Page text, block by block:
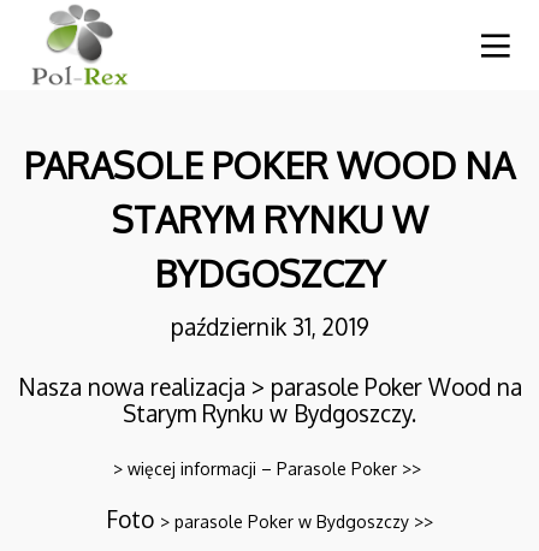
10
LISTOPAD
MASURIA ARTE SPA
PARASOLE POKER WOOD NA
STARYM RYNKU W
BYDGOSZCZY
październik 31, 2019
Nasza nowa realizacja > parasole Poker Wood na
Starym Rynku w Bydgoszczy.
> więcej informacji – Parasole Poker >>
Foto > parasole Poker w Bydgoszczy >>